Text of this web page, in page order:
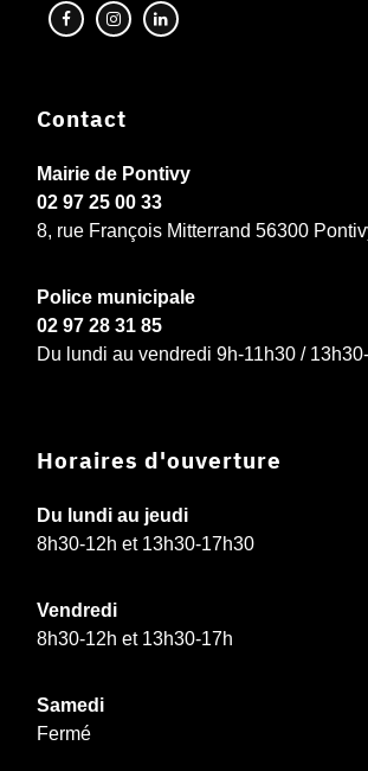
Contact
Mairie de Pontivy
02 97 25 00 33
8, rue François Mitterrand 56300
Police municipale
02 97 28 31 85
Du lundi au vendredi 9h-11h30 /
Horaires d'ouverture
Du lundi au jeudi
8h30-12h et 13h30-17h30
Vendredi
8h30-12h et 13h30-17h
Samedi
Fermé